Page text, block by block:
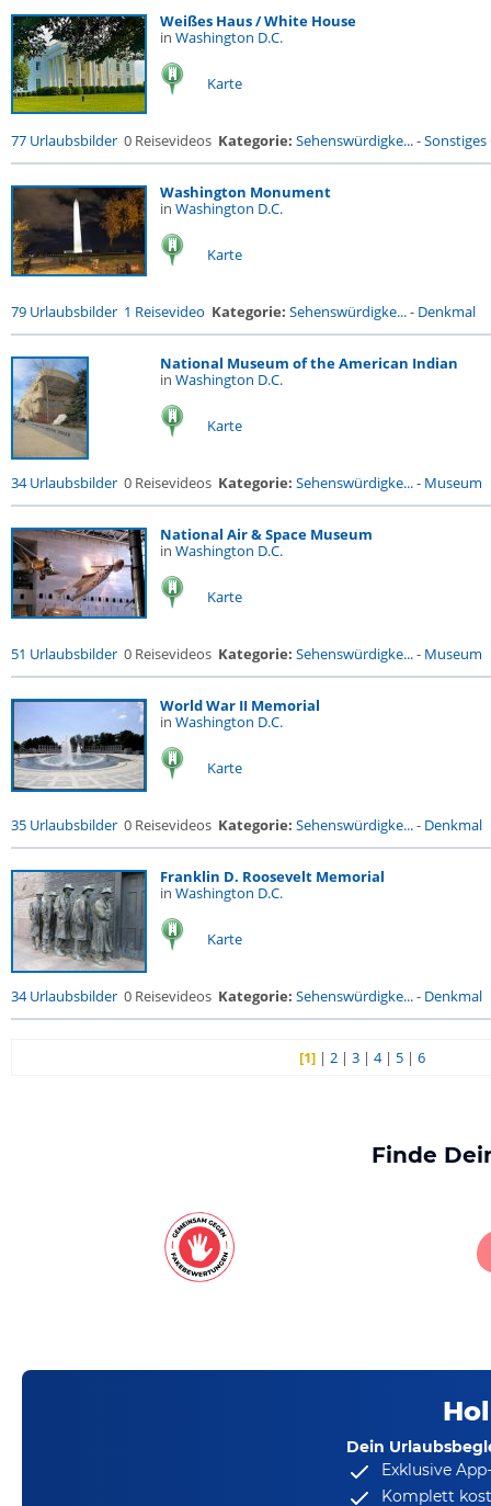
Weißes Haus / White House
in Washington D.C.
Karte
77 Urlaubsbilder 0 Reisevideos Kategorie: Sehenswürdigke...-
Washington Monument
in Washington D.C.
Karte
79 Urlaubsbilder 1 Reisevideo Kategorie: Sehenswürdigke...- Denkmal
National Museum of the American Indian
in Washington D.C.
Karte
34 Urlaubsbilder 0 Reisevideos Kategorie: Sehenswürdigke...- Museum
National Air & Space Museum
in Washington D.C.
Karte
51 Urlaubsbilder 0 Reisevideos Kategorie: Sehenswürdigke...- Museum
World War II Memorial
in Washington D.C.
Karte
35 Urlaubsbilder 0 Reisevideos Kategorie: Sehenswürdigke...- Denkmal
Franklin D. Roosevelt Memorial
in Washington D.C.
Karte
34 Urlaubsbilder 0 Reisevideos Kategorie: Sehenswürdigke...- Denkmal
[1] |2 |3 |4| 5 |6
Finde
Dein
Exklusive
Komplett